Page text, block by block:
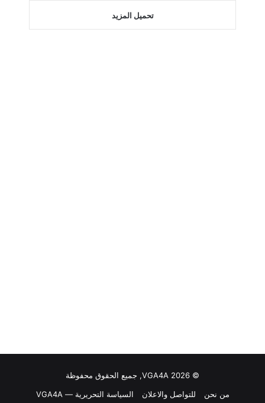
تحميل المزيد
© VGA4A 2026, جميع الحقوق محفوظة
من نحن
للتواصل والاعلان السياسة التحريرية — VGA4A